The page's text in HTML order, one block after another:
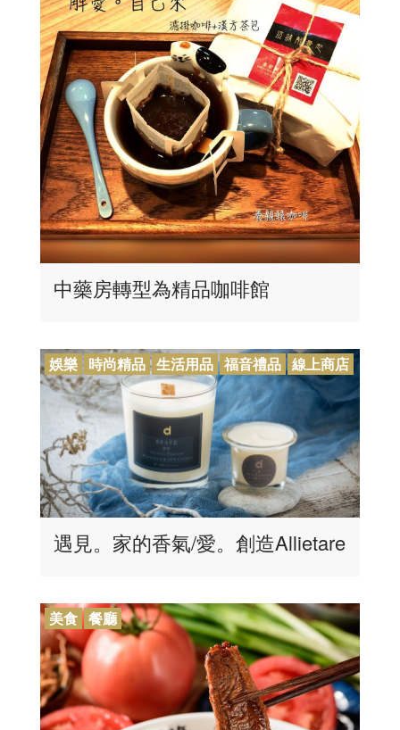
中藥房轉型為精品咖啡館
娛樂 時尚精品 生活用品 福音禮品 線上商店
遇見。家的香氣/愛。創造Allietare
美食 餐廳